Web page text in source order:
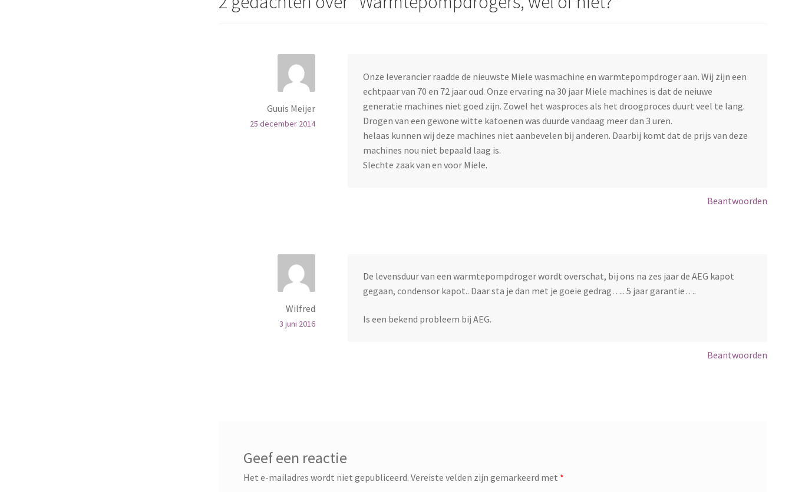
Guuis Meijer
25 december 2014
Onze leverancier raadde de nieuwste Miele wasmachine en warmtepompdroger aan. Wij zijn een
echtpaar van 70 en 72 jaar oud. Onze ervaring na 30 jaar Miele machines is dat de neiuwe
generatie machines niet goed zijn. Zowel het wasproces als het droogproces duurt veel te lang.
Drogen van een gewone witte katoenen was duurde vandaag meer dan 3 uren.
helaas kunnen wij deze machines niet aanbevelen bij anderen. Daarbij komt dat de prijs van deze
machines nou niet bepaald laag is.
Slechte zaak van en voor Miele.
Beantwoorden
Wilfred
3 juni 2016
De levensduur van een warmtepompdroger wordt overschat, bij ons na zes jaar de AEG kapot
gegaan, condensor kapot.. Daar sta je dan met je goeie gedrag….. 5 jaar garantie….
Is een bekend probleem bij AEG.
Beantwoorden
Geef een reactie
Het e-mailadres wordt niet gepubliceerd. Vereiste velden zijn gemarkeerd met *